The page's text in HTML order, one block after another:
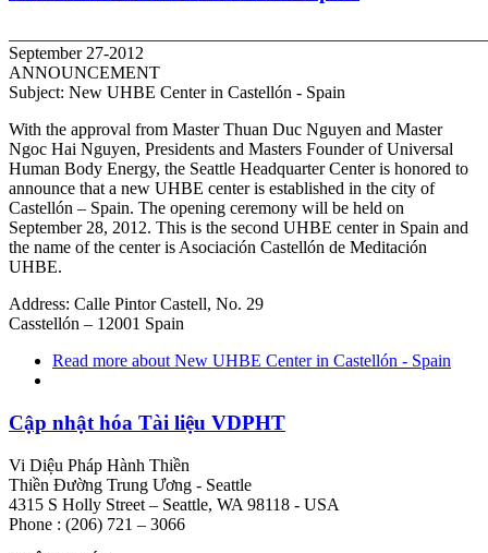
September 27-2012
ANNOUNCEMENT
Subject: New UHBE Center in Castellón - Spain
With the approval from Master Thuan Duc Nguyen and Master
Ngoc Hai Nguyen, Presidents and Masters Founder of Universal
Human Body Energy, the Seattle Headquarter Center is honored to
announce that a new UHBE center is established in the city of
Castellón – Spain. The opening ceremony will be held on
September 28, 2012. This is the second UHBE center in Spain and
the name of the center is Asociación Castellón de Meditación
UHBE.
Address: Calle Pintor Castell, No. 29
Casstellón – 12001 Spain
Read more about New UHBE Center in Castellón - Spain
Cập nhật hóa Tài liệu VDPHT
Vi Diệu Pháp Hành Thiền
Thiền Đường Trung Ương - Seattle
4315 S Holly Street – Seattle, WA 98118 - USA
Phone : (206) 721 – 3066